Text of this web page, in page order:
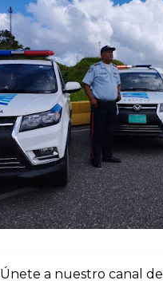
Únete a nuestro canal